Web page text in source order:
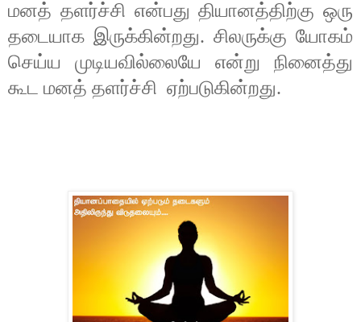
மனத் தளர்ச்சி என்பது தியானத்திற்கு ஒரு
தடையாக இருக்கின்றது. சிலருக்கு யோகம்
செய்ய முடியவில்லையே என்று நினைத்து
கூட மனத் தளர்ச்சி ஏற்படுகின்றது.